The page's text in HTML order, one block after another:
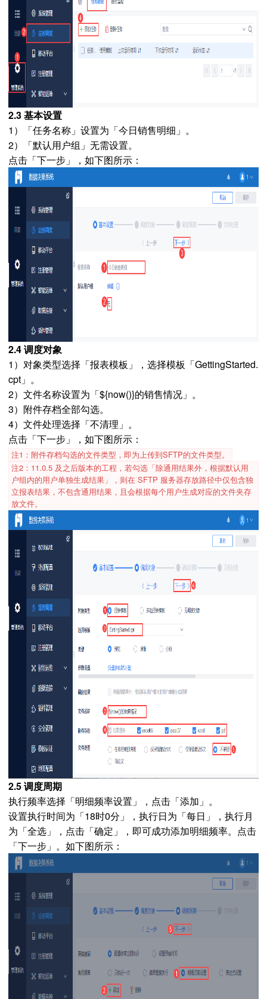
2.3 基本设置
1）「任务名称」设置为「今日销售明细」。
2）「默认用户组」无需设置。
点击「下一步」，如下图所示：
2.4 调度对象
1）对象类型选择「报表模板」，选择模板「GettingStarted.
cpt」。
2）文件名称设置为「${now()}的销售情况」。
3）附件存档全部勾选。
4）文件处理选择「不清理」。
点击「下一步」，如下图所示：
注1：附件存档勾选的文件类型，即为上传到SFTP的文件类型。
注2：11.0.5 及之后版本的工程，若勾选「除通用结果外，根据默认用
户组内的用户单独生成结果」，则在 SFTP 服务器存放路径中仅包含独
立报表结果，不包含通用结果，且会根据每个用户生成对应的文件夹存
放文件。
2.5 调度周期
执行频率选择「明细频率设置」，点击「添加」。
设置执行时间为「18时0分」，执行日为「每日」，执行月
为「全选」，点击「确定」，即可成功添加明细频率。点击
「下一步」。如下图所示：